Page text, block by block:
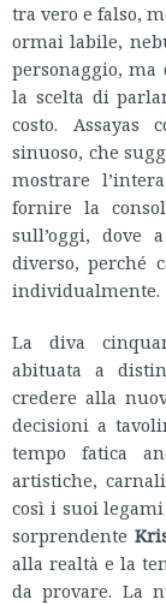
tra vero e falso,
ormai labile,
personaggio,
la scelta di
costo. Assayas
sinuoso, che
mostrare
fornire la
sull’oggi, dove
diverso, perché
individualmente.
La diva
abituata a
credere alla
decisioni a
tempo fatica
artistiche,
così i suoi legami
sorprendente
alla realtà e la
da provare. La